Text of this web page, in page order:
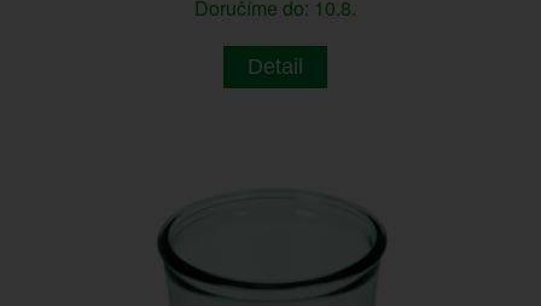
Doručíme do: 10.8.
Detail